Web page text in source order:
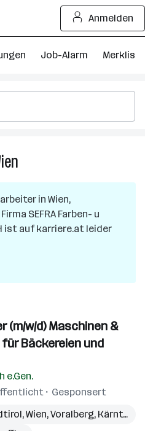
Anmelden
Job-Alarm Merkliste
Jobs
in
Wien
in Wien,
SEFRA Farben- u
ist auf karriere.at leider
(m/w/d) Maschinen &
Bäckereien und
e.Gen.
Gesponsert
,Wien,Voralberg, Kärnten